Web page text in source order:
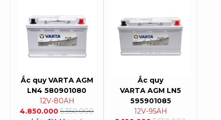
Ắc quy VARTA AGM
LN4 580901080
12V-80AH
4.850.000 5.350.000
Ắc quy
VARTA AGM LN5
595901085
12V-95AH